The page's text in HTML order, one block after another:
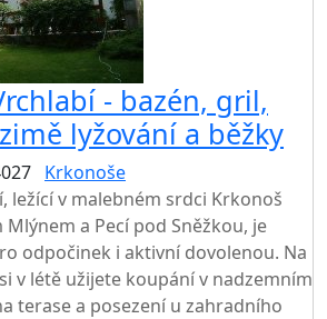
- bazén, gril,
lyžování a běžky
Krkonoše
ležící v malebném srdci Krkonoš
a Pecí pod Sněžkou, je
odpočinek i aktivní dovolenou. Na
v létě užijete koupání v nadzemním
terase a posezení u zahradního